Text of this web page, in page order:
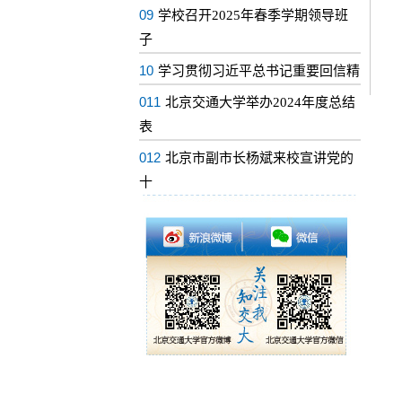
09 学校召开2025年春季学期领导班
子
10 学习贯彻习近平总书记重要回信精
011 北京交通大学举办2024年度总结
表
012 北京市副市长杨斌来校宣讲党的
十